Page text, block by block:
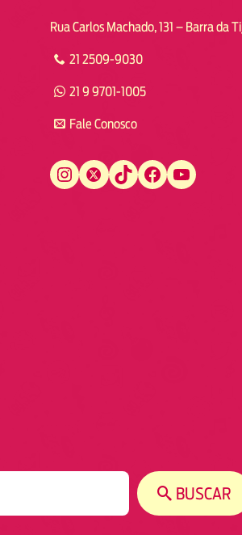
Rua Carlos Machado, 131 – Barra da
21 2509-9030
21 9 9701-1005
Fale Conosco
Instagram Twitter TikTok Facebook YouTube
BUSCAR